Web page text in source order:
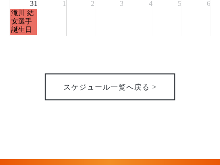
31 1 2 3 4 5 6
月
曜
日,
8
滝川 結
女選手
誕生日
スケジュール一覧へ戻る >